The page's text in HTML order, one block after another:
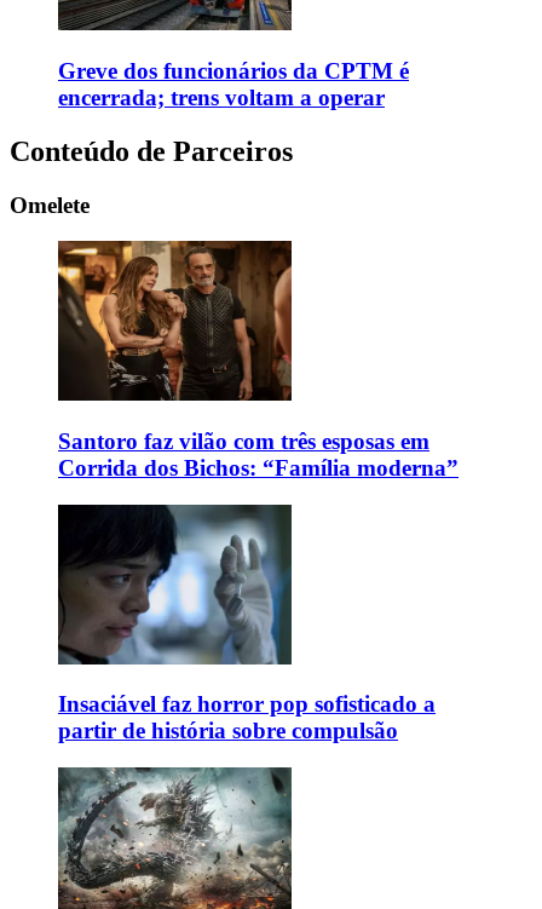
Greve dos funcionários da CPTM é
encerrada; trens voltam a operar
Conteúdo de Parceiros
Omelete
Santoro faz vilão com três esposas em
Corrida dos Bichos: “Família moderna”
Insaciável faz horror pop sofisticado a
partir de história sobre compulsão